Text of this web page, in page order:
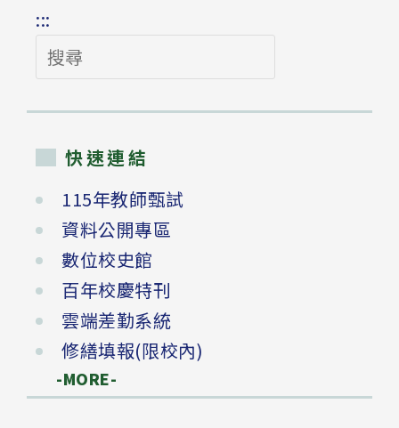
:::
搜
尋
快速連結
115年教師甄試
資料公開專區
數位校史館
百年校慶特刊
雲端差勤系統
修繕填報(限校內)
-MORE-